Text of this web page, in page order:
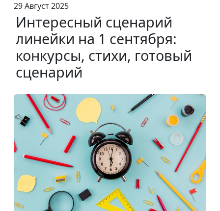
29 Август 2025
Интересный сценарий
линейки на 1 сентября:
конкурсы, стихи, готовый
сценарий